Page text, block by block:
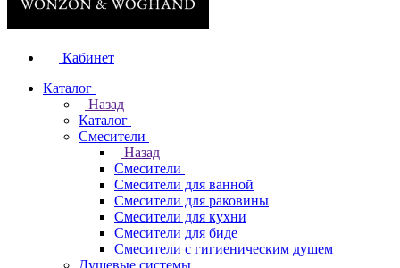
Кабинет
Каталог
Назад
Каталог
Смесители
Назад
Смесители
Смесители для ванной
Смесители для раковины
Смесители для кухни
Смесители для биде
Смесители с гигиеническим душем
Душевые системы